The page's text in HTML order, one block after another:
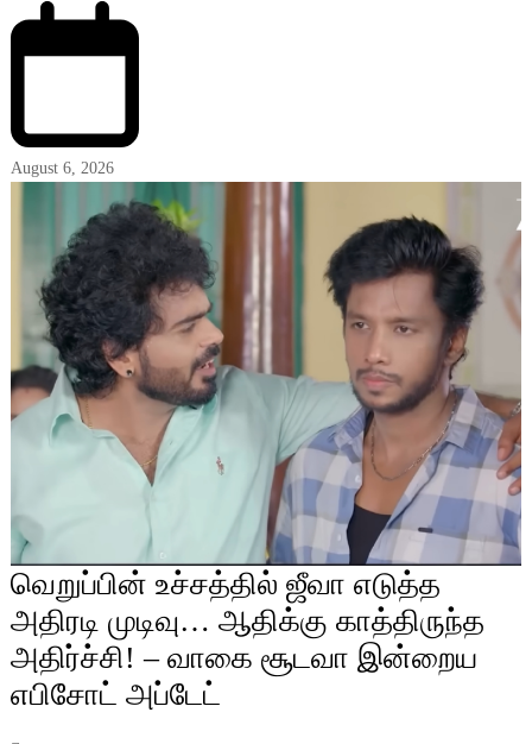
August 6, 2026
வெறுப்பின் உச்சத்தில் ஜீவா எடுத்த
அதிரடி முடிவு… ஆதிக்கு காத்திருந்த
அதிர்ச்சி! – வாகை சூடவா இன்றைய
எபிசோட் அப்டேட்